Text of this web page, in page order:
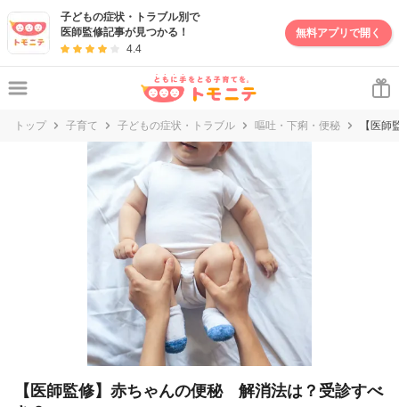
子どもの症状・トラブル別で
医師監修記事が見つかる！
4.4
無料アプリで開く
トップ 子育て 子どもの症状・トラブル 嘔吐・下痢・便秘 【医
【医師監修】赤ちゃんの便秘 解消法は？受診すべ
妊娠・出産・子育て情報サイト | トモニテ